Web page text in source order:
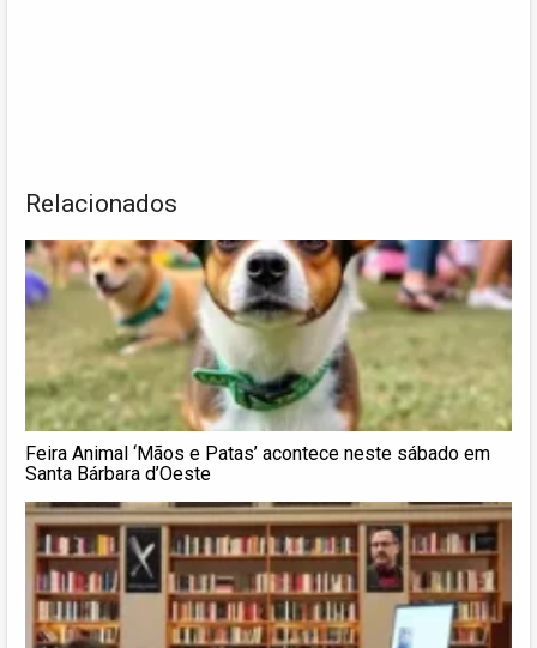
Relacionados
Feira Animal ‘Mãos e Patas’ acontece neste sábado em
Santa Bárbara d’Oeste